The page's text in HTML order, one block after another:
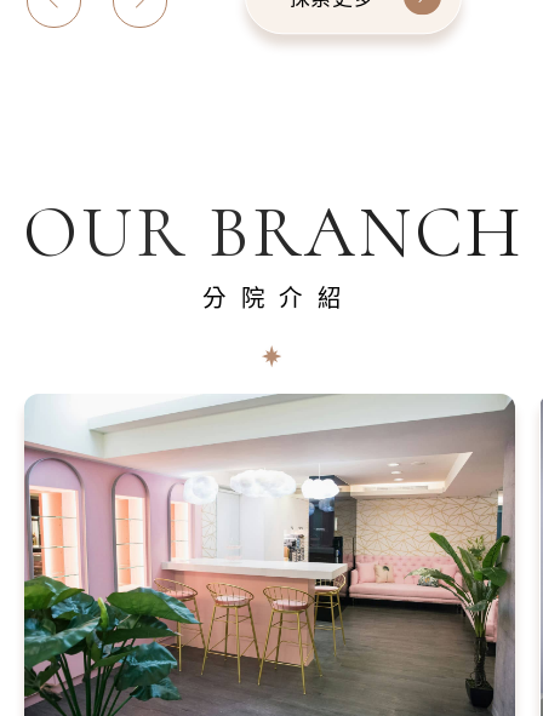
OUR BRANCH
分院介紹